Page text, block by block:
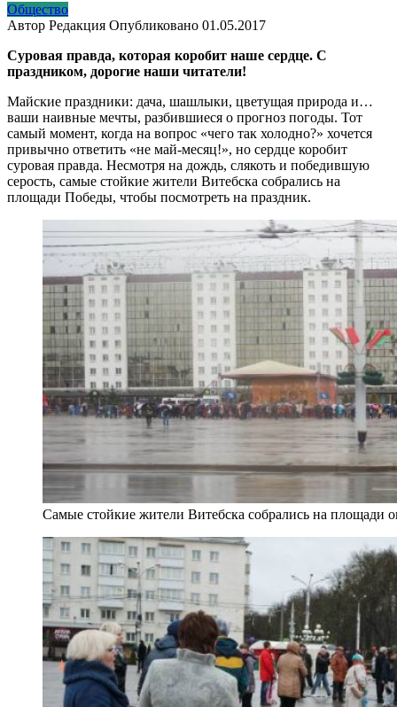
Общество
Автор Редакция Опубликовано 01.05.2017
Суровая правда, которая коробит наше сердце. С
праздником, дорогие наши читатели!
Майские праздники: дача, шашлыки, цветущая природа и…
ваши наивные мечты, разбившиеся о прогноз погоды. Тот
самый момент, когда на вопрос «чего так холодно?» хочется
привычно ответить «не май-месяц!», но сердце коробит
суровая правда. Несмотря на дождь, слякоть и победившую
серость, самые стойкие жители Витебска собрались на
площади Победы, чтобы посмотреть на праздник.
Самые стойкие жители Витебска собрались на площади